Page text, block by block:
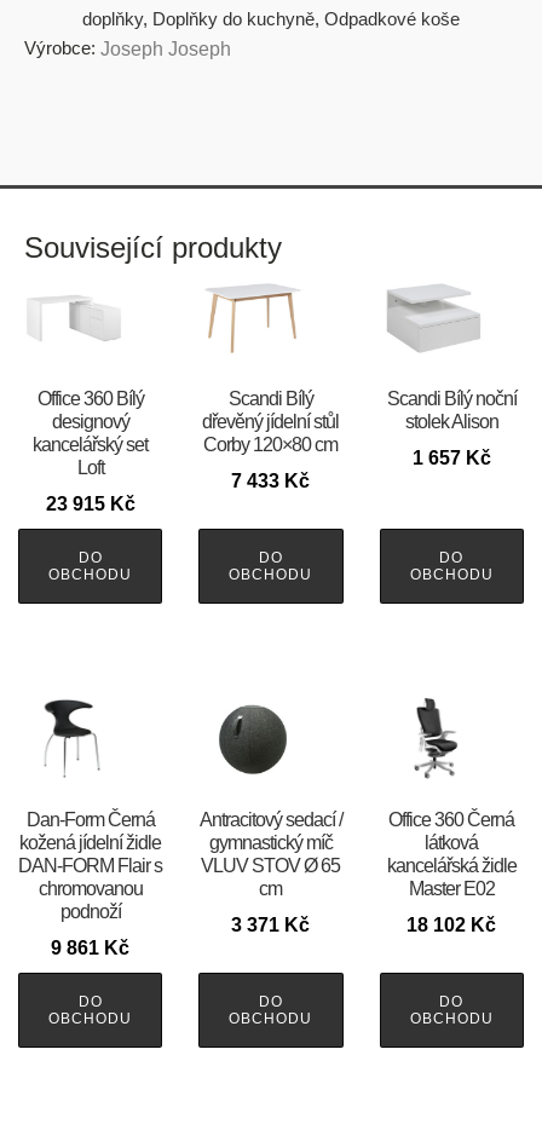
doplňky, Doplňky do kuchyně, Odpadkové koše
Výrobce: Joseph Joseph
Související produkty
Office 360 Bílý
designový
kancelářský set
Loft
23 915 Kč
DO
OBCHODU
Scandi Bílý
dřevěný jídelní stůl
Corby 120×80 cm
7 433 Kč
DO
OBCHODU
Scandi Bílý noční
stolek Alison
1 657 Kč
DO
OBCHODU
​​​​​Dan-Form Černá
kožená jídelní židle
DAN-FORM Flair s
chromovanou
podnoží
9 861 Kč
DO
OBCHODU
Antracitový sedací /
gymnastický míč
VLUV STOV Ø 65
cm
3 371 Kč
DO
OBCHODU
Office 360 Černá
látková
kancelářská židle
Master E02
18 102 Kč
DO
OBCHODU